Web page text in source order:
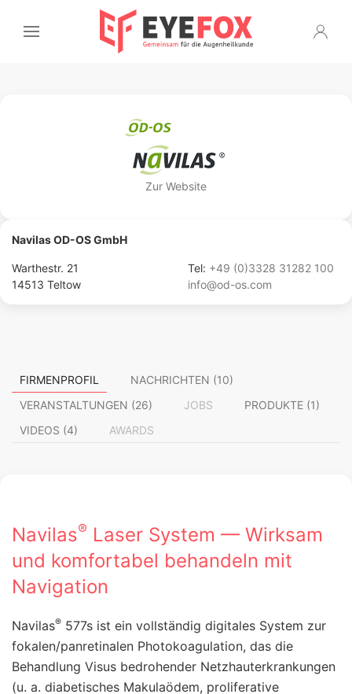
Zur Website
Navilas OD-OS GmbH
Warthestr. 21
14513 Teltow
Tel: +49 (0)3328 31282 100
info@od-os.com
FIRMENPROFIL
NACHRICHTEN (10)
VERANSTALTUNGEN (26)
JOBS
PRODUKTE (1)
VIDEOS (4)
AWARDS
Navilas® Laser System — Wirksam
und komfortabel behandeln mit
Navigation
Navilas® 577s ist ein vollständig digitales System zur
fokalen/panretinalen Photokoagulation, das die
Behandlung Visus bedrohender Netzhauterkrankungen
(u. a. diabetisches Makulaödem, proliferative